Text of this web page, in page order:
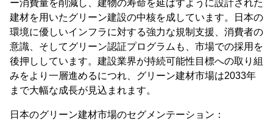
ー消費量を削減し、建物の寿命を延ばすように設計された
建材を用いたグリーン建設の中核を成しています。日本の
環境に優しいインフラに対する強力な規制支援、消費者の
意識、そしてグリーン認証プログラムも、市場での採用を
後押ししています。建設業界が持続可能性目標への取り組
みをより一層進めるにつれ、グリーン建材市場は2033年
まで大幅な成長が見込まれます。
日本のグリーン建材市場のセグメンテーション：